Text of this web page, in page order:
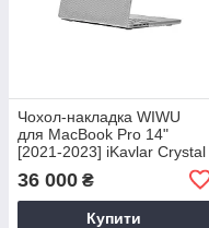
Чохол-накладка WIWU
для MacBook Pro 14"
[2021-2023] iKavlar Crystal
Shield Series (Transparent)
36 000 ₴
Купити